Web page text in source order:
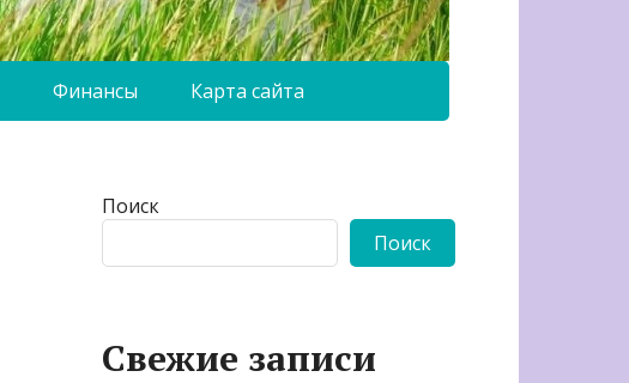
Финансы Карта сайта
Поиск
Поиск
Свежие записи